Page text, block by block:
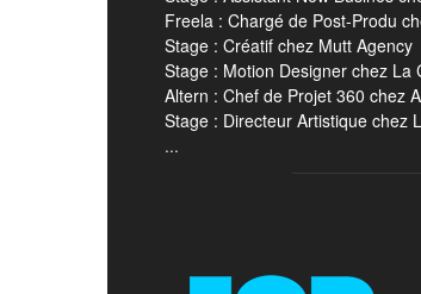
Freela : Chargé de Post-Produ
Stage : Créatif chez Mutt Agency
Stage : Motion Designer chez La
Altern : Chef de Projet 360 chez
Stage : Directeur Artistique chez
...